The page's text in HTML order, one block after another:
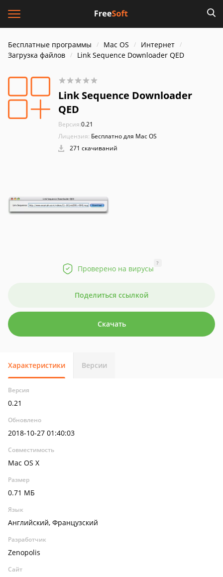
Бесплатные программы Mac OS
Интернет
Загрузка файлов
Link Sequence Downloader QED
Link Sequence Downloader
QED
Версия:0.21
Лицензия: Бесплатно для Mac OS
271 скачиваний
Проверено на вирусы
?
Поделиться ссылкой
Скачать
Характеристики Версии
Версия
0.21
Обновлено
2018-10-27 01:40:03
Совместимость
Mac OS X
Размер
0.71 МБ
Язык
Английский, Французский
Разработчик
Zenopolis
Сайт